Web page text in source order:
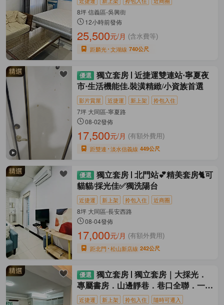
8坪 信義區-吳興街
12小時前發佈
25,500元/月 (含水費等)
距麟光 文湖線 740公尺
獨立套房
近捷運雙連站·寧夏夜
市·生活機能佳.裝潢精緻/小資族首選
影片賞屋 近捷運 新上架 拎包入住
7坪 大同區-寧夏路
08-02發佈
17,500元/月 (有額外費用)
距雙連 淡水信義線 449公尺
獨立套房
北門站💕精美套房🐈可
貓貓/採光佳✅獨洗陽台
近捷運 新上架 拎包入住 近商圈
8坪 大同區-長安西路
08-04發佈
17,000元/月 (有額外費用)
距北門 松山新店線 242公尺
獨立套房
獨立套房｜大採光．
專屬書房．山邊靜巷．巷口全聯．一卡
皮箱入住
近捷運 新上架 拎包入住 隨時可遷入